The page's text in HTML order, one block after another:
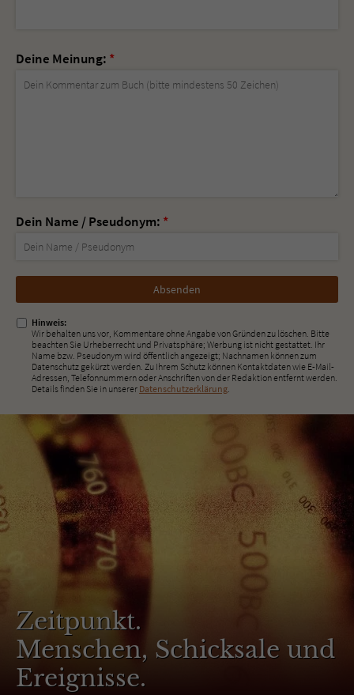
Deine Meinung: *
Dein Name / Pseudonym: *
Nicht
ausfüllen!
Hinweis:
Wir behalten uns vor, Kommentare ohne Angabe von Gründen zu löschen. Bitte
beachten Sie Urheberrecht und Privatsphäre; Werbung ist nicht gestattet. Ihr
Name bzw. Pseudonym wird öffentlich angezeigt; Nachnamen können zum
Datenschutz gekürzt werden. Zu Ihrem Schutz können Kontaktdaten wie E-Mail-
Adressen, Telefonnummern oder Anschriften von der Redaktion entfernt werden.
Details finden Sie in unserer Datenschutzerklärung.
Zeitpunkt.
Menschen, Schicksale und
Ereignisse.